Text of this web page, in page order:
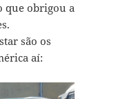
que obrigou a
são os
aí: